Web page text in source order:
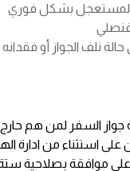
السفر لمن هم
على استثناء من ادارة
موافقة بصلاحية